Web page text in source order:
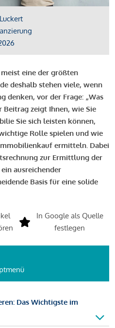
eine der größten
deshalb stehen viele, wenn
denken, vor der Frage: „Was
Beitrag zeigt Ihnen, wie Sie
Sie sich leisten können,
Rolle spielen und wie
ermitteln. Dabei
zur Ermittlung der
ausreichender
Basis für eine solide
In Google als Quelle
festlegen
Das Wichtigste im